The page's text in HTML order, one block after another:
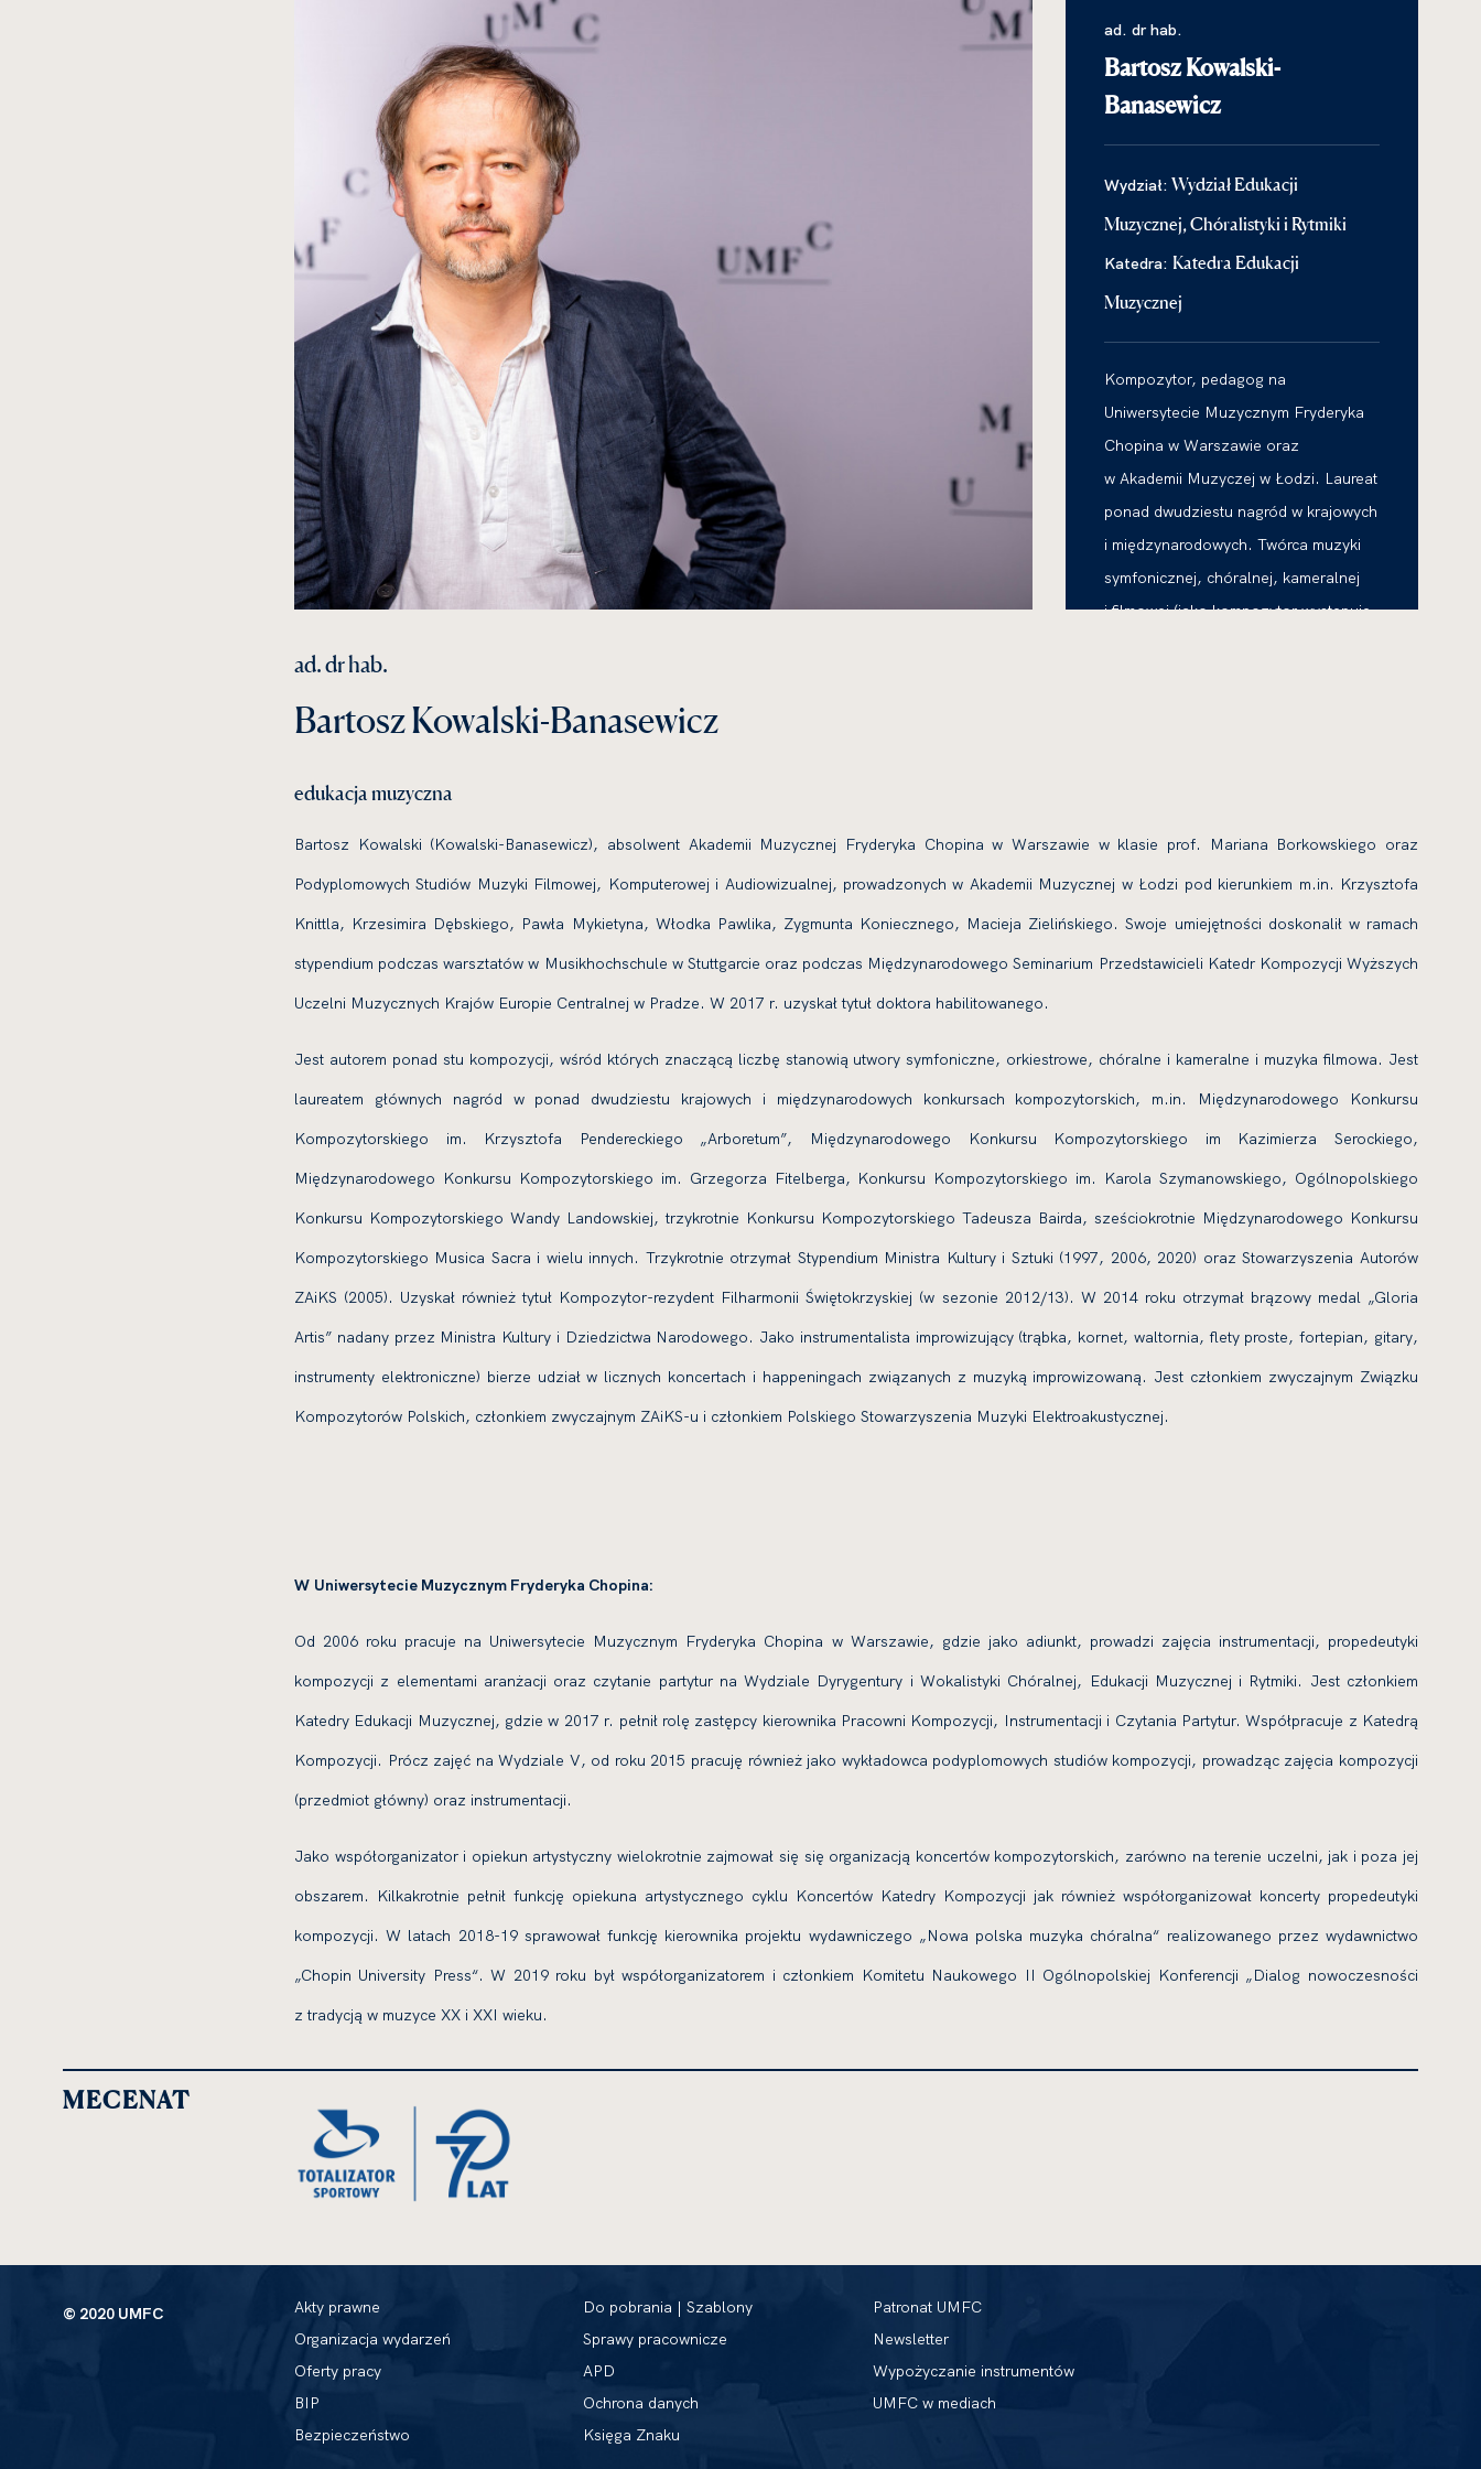
ad. dr hab.
Bartosz Kowalski-
Banasewicz
Wydział: Wydział Edukacji
Muzycznej, Chóralistyki i Rytmiki
Katedra: Katedra Edukacji
Muzycznej
Kompozytor, pedagog na
Uniwersytecie Muzycznym Fryderyka
Chopina w Warszawie oraz
w Akademii Muzyczej w Łodzi. Laureat
ponad dwudziestu nagród w krajowych
i międzynarodowych. Twórca muzyki
symfonicznej, chóralnej, kameralnej
i filmowej (jako kompozytor występuje
ad. dr hab.
Bartosz Kowalski-Banasewicz
edukacja muzyczna
Bartosz Kowalski (Kowalski-Banasewicz), absolwent Akademii Muzycznej Fryderyka Chopina w Warszawie w klasie prof. Mariana Borkowskiego oraz
Podyplomowych Studiów Muzyki Filmowej, Komputerowej i Audiowizualnej, prowadzonych w Akademii Muzycznej w Łodzi pod kierunkiem m.in. Krzysztofa
Knittla, Krzesimira Dębskiego, Pawła Mykietyna, Włodka Pawlika, Zygmunta Koniecznego, Macieja Zielińskiego. Swoje umiejętności doskonalił w ramach
stypendium podczas warsztatów w Musikhochschule w Stuttgarcie oraz podczas Międzynarodowego Seminarium Przedstawicieli Katedr Kompozycji Wyższych
Uczelni Muzycznych Krajów Europie Centralnej w Pradze. W 2017 r. uzyskał tytuł doktora habilitowanego.
Jest autorem ponad stu kompozycji, wśród których znaczącą liczbę stanowią utwory symfoniczne, orkiestrowe, chóralne i kameralne i muzyka filmowa. Jest
laureatem głównych nagród w ponad dwudziestu krajowych i międzynarodowych konkursach kompozytorskich, m.in. Międzynarodowego Konkursu
Kompozytorskiego im. Krzysztofa Pendereckiego „Arboretum”, Międzynarodowego Konkursu Kompozytorskiego im Kazimierza Serockiego,
Międzynarodowego Konkursu Kompozytorskiego im. Grzegorza Fitelberga, Konkursu Kompozytorskiego im. Karola Szymanowskiego, Ogólnopolskiego
Konkursu Kompozytorskiego Wandy Landowskiej, trzykrotnie Konkursu Kompozytorskiego Tadeusza Bairda, sześciokrotnie Międzynarodowego Konkursu
Kompozytorskiego Musica Sacra i wielu innych. Trzykrotnie otrzymał Stypendium Ministra Kultury i Sztuki (1997, 2006, 2020) oraz Stowarzyszenia Autorów
ZAiKS (2005). Uzyskał również tytuł Kompozytor-rezydent Filharmonii Świętokrzyskiej (w sezonie 2012/13). W 2014 roku otrzymał brązowy medal „Gloria
Artis” nadany przez Ministra Kultury i Dziedzictwa Narodowego. Jako instrumentalista improwizujący (trąbka, kornet, waltornia, flety proste, fortepian, gitary,
instrumenty elektroniczne) bierze udział w licznych koncertach i happeningach związanych z muzyką improwizowaną. Jest członkiem zwyczajnym Związku
Kompozytorów Polskich, członkiem zwyczajnym ZAiKS-u i członkiem Polskiego Stowarzyszenia Muzyki Elektroakustycznej.
W Uniwersytecie Muzycznym Fryderyka Chopina:
Od 2006 roku pracuje na Uniwersytecie Muzycznym Fryderyka Chopina w Warszawie, gdzie jako adiunkt, prowadzi zajęcia instrumentacji, propedeutyki
kompozycji z elementami aranżacji oraz czytanie partytur na Wydziale Dyrygentury i Wokalistyki Chóralnej, Edukacji Muzycznej i Rytmiki. Jest członkiem
Katedry Edukacji Muzycznej, gdzie w 2017 r. pełnił rolę zastępcy kierownika Pracowni Kompozycji, Instrumentacji i Czytania Partytur. Współpracuje z Katedrą
Kompozycji. Prócz zajęć na Wydziale V, od roku 2015 pracuję również jako wykładowca podyplomowych studiów kompozycji, prowadząc zajęcia kompozycji
(przedmiot główny) oraz instrumentacji.
Jako współorganizator i opiekun artystyczny wielokrotnie zajmował się się organizacją koncertów kompozytorskich, zarówno na terenie uczelni, jak i poza jej
obszarem. Kilkakrotnie pełnił funkcję opiekuna artystycznego cyklu Koncertów Katedry Kompozycji jak również współorganizował koncerty propedeutyki
kompozycji. W latach 2018-19 sprawował funkcję kierownika projektu wydawniczego „Nowa polska muzyka chóralna“ realizowanego przez wydawnictwo
„Chopin University Press“. W 2019 roku był współorganizatorem i członkiem Komitetu Naukowego II Ogólnopolskiej Konferencji „Dialog nowoczesności
z tradycją w muzyce XX i XXI wieku.
MECENAT
© 2020 UMFC
Akty prawne
Organizacja wydarzeń
Oferty pracy
BIP
Bezpieczeństwo
Do pobrania | Szablony
Sprawy pracownicze
APD
Ochrona danych
Księga Znaku
Patronat UMFC
Newsletter
Wypożyczanie instrumentów
UMFC w mediach